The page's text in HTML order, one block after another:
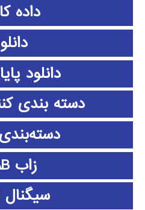
داده
دانلود
دسته بندی
زاب ZAB
سیگنال ECG